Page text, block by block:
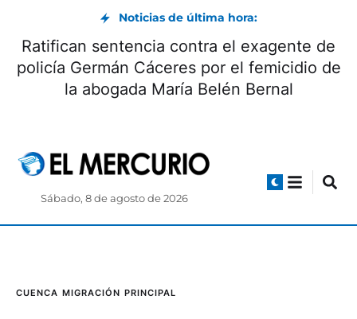
Noticias de última hora:
Día Internacional de la Cerveza: beneficios y
origen
Sábado, 8 de agosto de 2026